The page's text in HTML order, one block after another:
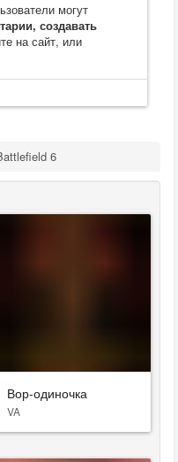
могут
создавать
на сайт, или
6
Вор-одиночка
VA